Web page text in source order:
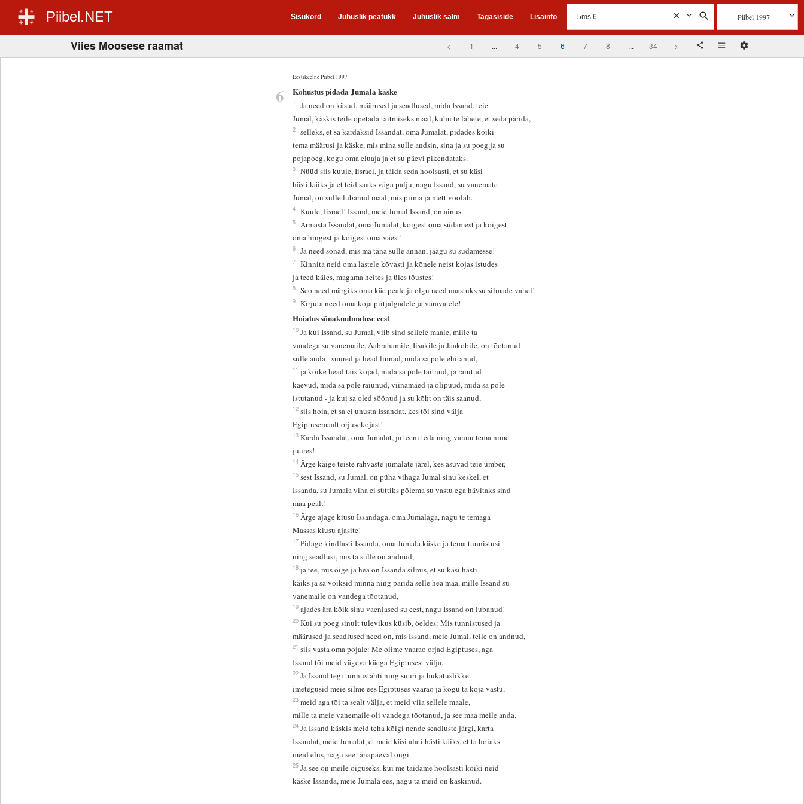
Piibel.NET Sisukord Juhuslik peatükk Juhuslik salm Tagasiside Lisainfo Piibel 1997
Viies Moosese raamat < 1 ... 4 5 6 7 8 ... 34 >
Eestikeelne Piibel 1997
6 Kohustus pidada Jumala käske
1
Ja need on käsud, määrused ja seadlused, mida Issand, teie
Jumal, käskis teile õpetada täitmiseks maal, kuhu te lähete, et seda pärida,
2
selleks, et sa kardaksid Issandat, oma Jumalat, pidades kõiki
tema määrusi ja käske, mis mina sulle andsin, sina ja su poeg ja su
pojapoeg, kogu oma eluaja ja et su päevi pikendataks.
3
Nüüd siis kuule, Iisrael, ja täida seda hoolsasti, et su käsi
hästi käiks ja et teid saaks väga palju, nagu Issand, su vanemate
Jumal, on sulle lubanud maal, mis piima ja mett voolab.
4 Kuule, Iisrael! Issand, meie Jumal Issand, on ainus.
5
Armasta Issandat, oma Jumalat, kõigest oma südamest ja kõigest
oma hingest ja kõigest oma väest!
6 Ja need sõnad, mis ma täna sulle annan, jäägu su südamesse!
7
Kinnita neid oma lastele kõvasti ja kõnele neist kojas istudes
ja teed käies, magama heites ja üles tõustes!
8 Seo need märgiks oma käe peale ja olgu need naastuks su silmade vahel!
9 Kirjuta need oma koja piitjalgadele ja väravatele!
Hoiatus sõnakuulmatuse eest
10 Ja kui Issand, su Jumal, viib sind sellele maale, mille ta
vandega su vanemaile, Aabrahamile, Iisakile ja Jaakobile, on tõotanud
sulle anda - suured ja head linnad, mida sa pole ehitanud,
11 ja kõike head täis kojad, mida sa pole täitnud, ja raiutud
kaevud, mida sa pole raiunud, viinamäed ja õlipuud, mida sa pole
istutanud - ja kui sa oled söönud ja su kõht on täis saanud,
12 siis hoia, et sa ei unusta Issandat, kes tõi sind välja
Egiptusemaalt orjusekojast!
13 Karda Issandat, oma Jumalat, ja teeni teda ning vannu tema nime
juures!
14 Ärge käige teiste rahvaste jumalate järel, kes asuvad teie ümber,
15 sest Issand, su Jumal, on püha vihaga Jumal sinu keskel, et
Issanda, su Jumala viha ei süttiks põlema su vastu ega hävitaks sind
maa pealt!
16 Ärge ajage kiusu Issandaga, oma Jumalaga, nagu te temaga
Massas kiusu ajasite!
17 Pidage kindlasti Issanda, oma Jumala käske ja tema tunnistusi
ning seadlusi, mis ta sulle on andnud,
18 ja tee, mis õige ja hea on Issanda silmis, et su käsi hästi
käiks ja sa võiksid minna ning pärida selle hea maa, mille Issand su
vanemaile on vandega tõotanud,
19 ajades ära kõik sinu vaenlased su eest, nagu Issand on lubanud!
20 Kui su poeg sinult tulevikus küsib, öeldes: Mis tunnistused ja
määrused ja seadlused need on, mis Issand, meie Jumal, teile on andnud,
21 siis vasta oma pojale: Me olime vaarao orjad Egiptuses, aga
Issand tõi meid vägeva käega Egiptusest välja.
22 Ja Issand tegi tunnustähti ning suuri ja hukatuslikke
imetegusid meie silme ees Egiptuses vaarao ja kogu ta koja vastu,
23 meid aga tõi ta sealt välja, et meid viia sellele maale,
mille ta meie vanemaile oli vandega tõotanud, ja see maa meile anda.
24 Ja Issand käskis meid teha kõigi nende seadluste järgi, karta
Issandat, meie Jumalat, et meie käsi alati hästi käiks, et ta hoiaks
meid elus, nagu see tänapäeval ongi.
25 Ja see on meile õiguseks, kui me täidame hoolsasti kõiki neid
käske Issanda, meie Jumala ees, nagu ta meid on käskinud.